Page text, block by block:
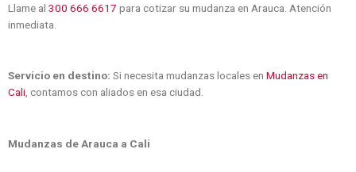
Llame al 300 666 6617 para cotizar su mudanza en Arauca. Atención
inmediata.
Servicio en destino: Si necesita mudanzas locales en Mudanzas en
Cali, contamos con aliados en esa ciudad.
Mudanzas de Arauca a Cali